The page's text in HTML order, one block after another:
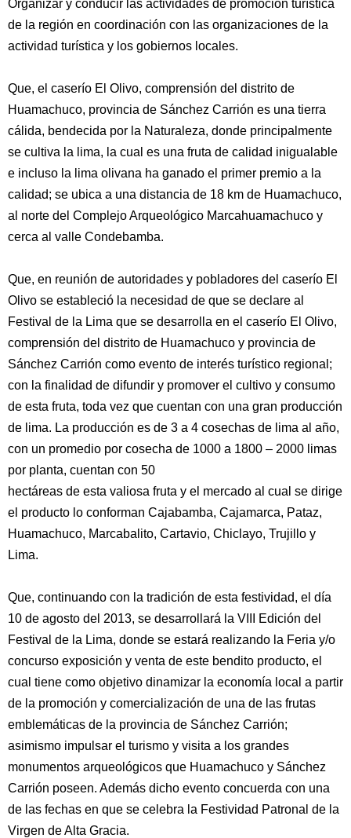
Organizar y conducir las actividades de promoción turística
de la región en coordinación con las organizaciones de la
actividad turística y los gobiernos locales.
Que, el caserío El Olivo, comprensión del distrito de
Huamachuco, provincia de Sánchez Carrión es una tierra
cálida, bendecida por la Naturaleza, donde principalmente
se cultiva la lima, la cual es una fruta de calidad inigualable
e incluso la lima olivana ha ganado el primer premio a la
calidad; se ubica a una distancia de 18 km de Huamachuco,
al norte del Complejo Arqueológico Marcahuamachuco y
cerca al valle Condebamba.
Que, en reunión de autoridades y pobladores del caserío El
Olivo se estableció la necesidad de que se declare al
Festival de la Lima que se desarrolla en el caserío El Olivo,
comprensión del distrito de Huamachuco y provincia de
Sánchez Carrión como evento de interés turístico regional;
con la finalidad de difundir y promover el cultivo y consumo
de esta fruta, toda vez que cuentan con una gran producción
de lima. La producción es de 3 a 4 cosechas de lima al año,
con un promedio por cosecha de 1000 a 1800 – 2000 limas
por planta, cuentan con 50
hectáreas de esta valiosa fruta y el mercado al cual se dirige
el producto lo conforman Cajabamba, Cajamarca, Pataz,
Huamachuco, Marcabalito, Cartavio, Chiclayo, Trujillo y
Lima.
Que, continuando con la tradición de esta festividad, el día
10 de agosto del 2013, se desarrollará la VIII Edición del
Festival de la Lima, donde se estará realizando la Feria y/o
concurso exposición y venta de este bendito producto, el
cual tiene como objetivo dinamizar la economía local a partir
de la promoción y comercialización de una de las frutas
emblemáticas de la provincia de Sánchez Carrión;
asimismo impulsar el turismo y visita a los grandes
monumentos arqueológicos que Huamachuco y Sánchez
Carrión poseen. Además dicho evento concuerda con una
de las fechas en que se celebra la Festividad Patronal de la
Virgen de Alta Gracia.